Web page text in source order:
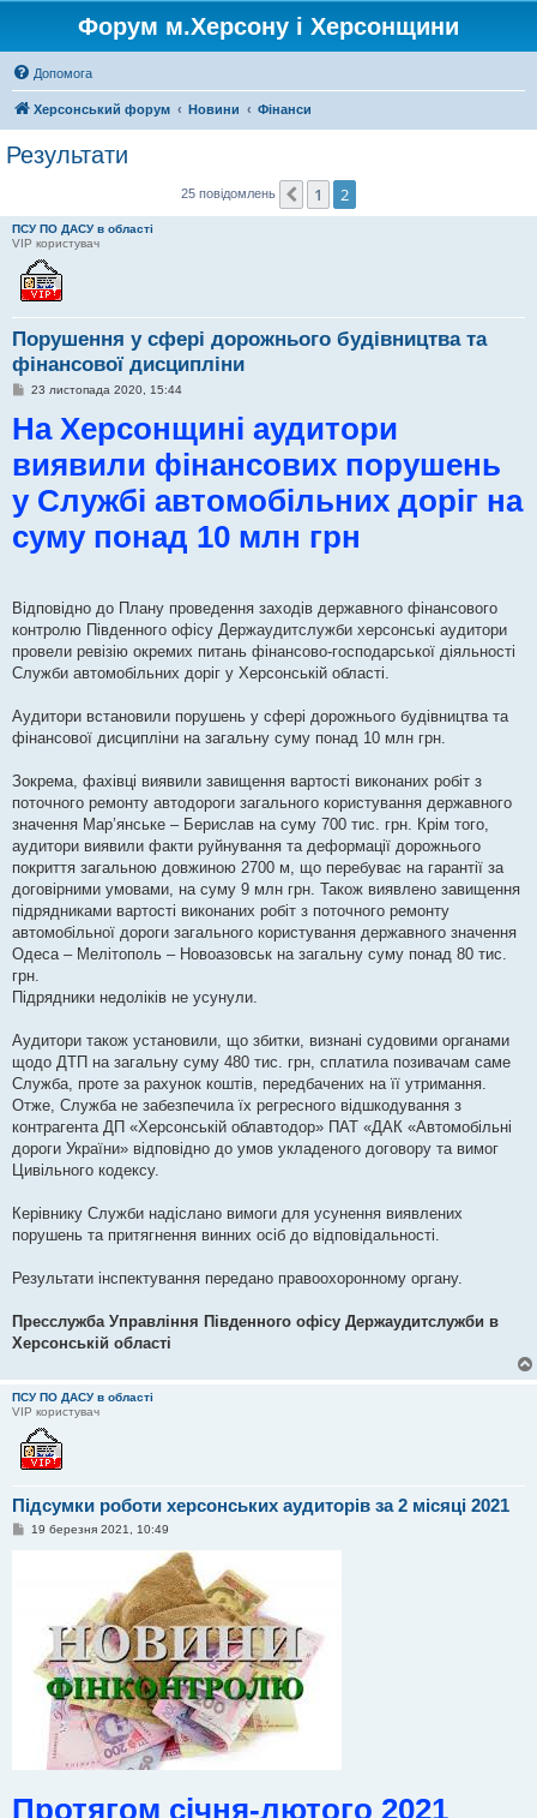
Форум м.Херсону і Херсонщини
Допомога
Херсонський форум Новини Фінанси
Результати
25 повідомлень Поперед.
1 2
ПСУ ПО ДАСУ в області
VIP користувач
Порушення у сфері дорожнього будівництва та
фінансової дисципліни
П
в
і
о
м
е
н
я
23 листопада 2020, 15:44
На Херсонщині аудитори
виявили фінансових порушень
у Службі автомобільних доріг на
суму понад 10 млн грн
Відповідно до Плану проведення заходів державного фінансового
контролю Південного офісу Держаудитслужби херсонські аудитори
провели ревізію окремих питань фінансово-господарської діяльності
Служби автомобільних доріг у Херсонській області.
Аудитори встановили порушень у сфері дорожнього будівництва та
фінансової дисципліни на загальну суму понад 10 млн грн.
Зокрема, фахівці виявили завищення вартості виконаних робіт з
поточного ремонту автодороги загального користування державного
значення Мар’янське ‒ Берислав на суму 700 тис. грн. Крім того,
аудитори виявили факти руйнування та деформації дорожнього
покриття загальною довжиною 2700 м, що перебуває на гарантії за
договірними умовами, на суму 9 млн грн. Також виявлено завищення
підрядниками вартості виконаних робіт з поточного ремонту
автомобільної дороги загального користування державного значення
Одеса ‒ Мелітополь ‒ Новоазовськ на загальну суму понад 80 тис.
грн.
Підрядники недоліків не усунули.
Аудитори також установили, що збитки, визнані судовими органами
щодо ДТП на загальну суму 480 тис. грн, сплатила позивачам саме
Служба, проте за рахунок коштів, передбачених на її утримання.
Отже, Служба не забезпечила їх регресного відшкодування з
контрагента ДП «Херсонській облавтодор» ПАТ «ДАК «Автомобільні
дороги України» відповідно до умов укладеного договору та вимог
Цивільного кодексу.
Керівнику Служби надіслано вимоги для усунення виявлених
порушень та притягнення винних осіб до відповідальності.
Результати інспектування передано правоохоронному органу.
Пресслужба Управління Південного офісу Держаудитслужби в
Херсонській області
ПСУ ПО ДАСУ в області
VIP користувач
Підсумки роботи херсонських аудиторів за 2 місяці 2021
П19 березня 2021, 10:49
Протягом січня-лютого 2021